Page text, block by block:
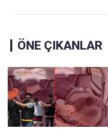
ÖNE ÇIKANLAR